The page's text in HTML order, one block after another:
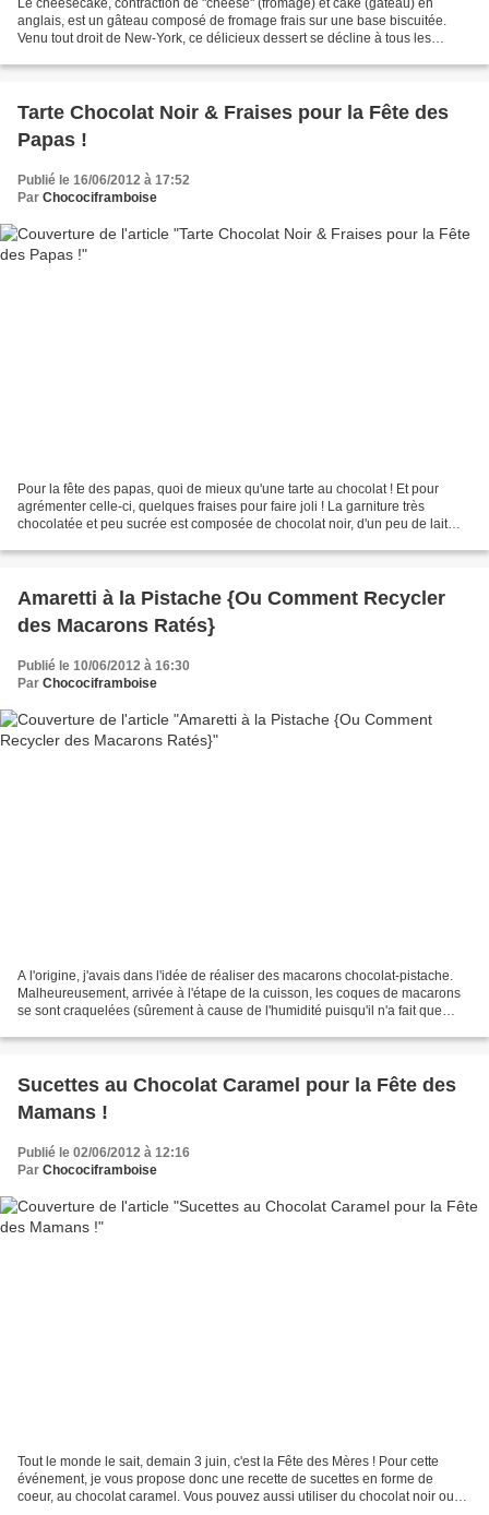
anglais, est un gâteau composé de fromage frais sur une base biscuitée.
Venu tout droit de New-York, ce délicieux dessert se décline à tous les
Tarte Chocolat Noir & Fraises pour la Fête des
Papas !
Publié le 16/06/2012 à 17:52
Par Chocociframboise
Pour la fête des papas, quoi de mieux qu'une tarte au chocolat ! Et pour
agrémenter celle-ci, quelques fraises pour faire joli ! La garniture très
chocolatée et peu sucrée est composée de chocolat noir, d'un peu de lait
Amaretti à la Pistache {Ou Comment Recycler
des Macarons Ratés}
Publié le 10/06/2012 à 16:30
Par Chocociframboise
A l'origine, j'avais dans l'idée de réaliser des macarons chocolat-pistache.
Malheureusement, arrivée à l'étape de la cuisson, les coques de macarons
se sont craquelées (sûrement à cause de l'humidité puisqu'il n'a fait que
Sucettes au Chocolat Caramel pour la Fête des
Mamans !
Publié le 02/06/2012 à 12:16
Par Chocociframboise
Tout le monde le sait, demain 3 juin, c'est la Fête des Mères ! Pour cette
événement, je vous propose donc une recette de sucettes en forme de
coeur, au chocolat caramel. Vous pouvez aussi utiliser du chocolat noir ou